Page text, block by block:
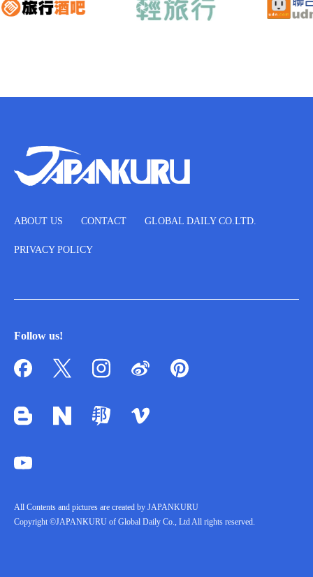
ABOUT US CONTACT GLOBAL DAILY CO.LTD.
PRIVACY POLICY
Follow us!
All Contents and pictures are created by JAPANKURU
Copyright ©JAPANKURU of Global Daily Co., Ltd All rights reserved.